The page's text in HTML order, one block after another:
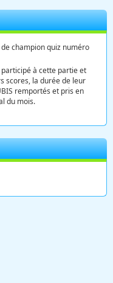
champion quiz numéro
à cette partie et
scores, la durée de leur
remportés et pris en
du mois.